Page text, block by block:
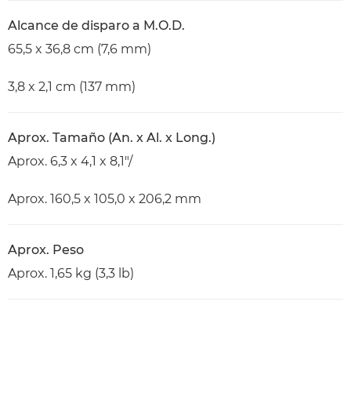
Alcance de disparo a M.O.D.
65,5 x 36,8 cm (7,6 mm)
3,8 x 2,1 cm (137 mm)
Aprox. Tamaño (An. x Al. x Long.)
Aprox. 6,3 x 4,1 x 8,1"/
Aprox. 160,5 x 105,0 x 206,2 mm
Aprox. Peso
Aprox. 1,65 kg (3,3 lb)